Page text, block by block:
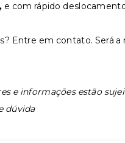
e com rápido
Entre em contato. Será
e informações estão
dúvida